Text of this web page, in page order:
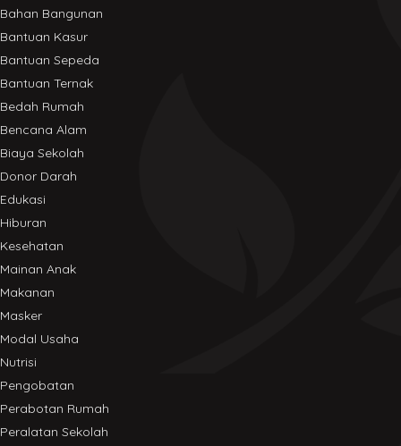
Bahan Bangunan
Bantuan Kasur
Bantuan Sepeda
Bantuan Ternak
Bedah Rumah
Bencana Alam
Biaya Sekolah
Donor Darah
Edukasi
Hiburan
Kesehatan
Mainan Anak
Makanan
Masker
Modal Usaha
Nutrisi
Pengobatan
Perabotan Rumah
Peralatan Sekolah